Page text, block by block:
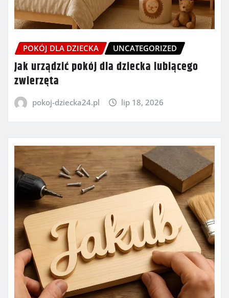
POKÓJ DLA DZIECKA UNCATEGORIZED
Jak urządzić pokój dla dziecka lubiącego
zwierzęta
pokoj-dziecka24.pl lip 18, 2026